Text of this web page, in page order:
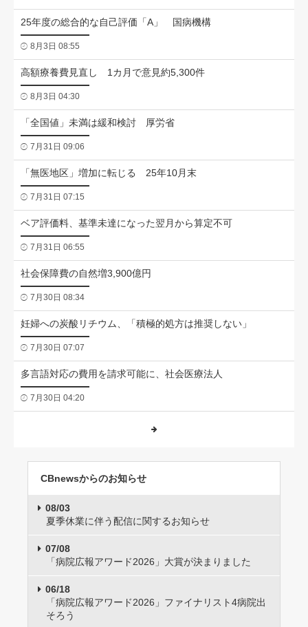
25年度の総合的な自己評価「A」 国病機構
8月3日 08:55
高額療養費見直し 1カ月で意見約5,300件
8月3日 04:30
「全国値」未満は緩和検討 厚労省
7月31日 09:06
「無医地区」増加に転じる 25年10月末
7月31日 07:15
ベア評価料、基準未達になった翌月から算定不可
7月31日 06:55
社会保障費の自然増3,900億円
7月30日 08:34
妊婦への炭酸リチウム、「積極的処方は推奨しない」
7月30日 07:07
多言語対応の費用を請求可能に、社会医療法人
7月30日 04:20
CBnewsからのお知らせ
08/03
夏季休業に伴う配信に関するお知らせ
07/08
「病院広報アワード2026」大賞が決まりました
06/18
「病院広報アワード2026」ファイナリスト4病院出
そろう